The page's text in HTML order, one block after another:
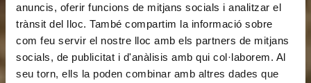
anuncis, oferir funcions de mitjans socials i analitzar el
trànsit del lloc. També compartim la informació sobre
com feu servir el nostre lloc amb els partners de mitjans
socials, de publicitat i d'anàlisis amb qui col·laborem. Al
seu torn, ells la poden combinar amb altres dades que